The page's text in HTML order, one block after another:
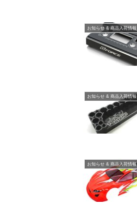
お知らせ & 商品入荷情報
お知らせ & 商品入荷情報
お知らせ & 商品入荷情報